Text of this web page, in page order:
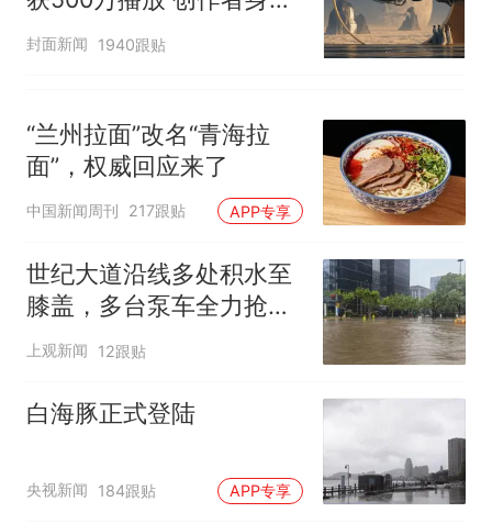
披露
封面新闻 1940跟贴
“兰州拉面”改名“青海拉
面”，权威回应来了
中国新闻周刊 217跟贴 APP专享
世纪大道沿线多处积水至
膝盖，多台泵车全力抢
排，建议市民尽量避免附
上观新闻 12跟贴
白海豚正式登陆
央视新闻 184跟贴 APP专享